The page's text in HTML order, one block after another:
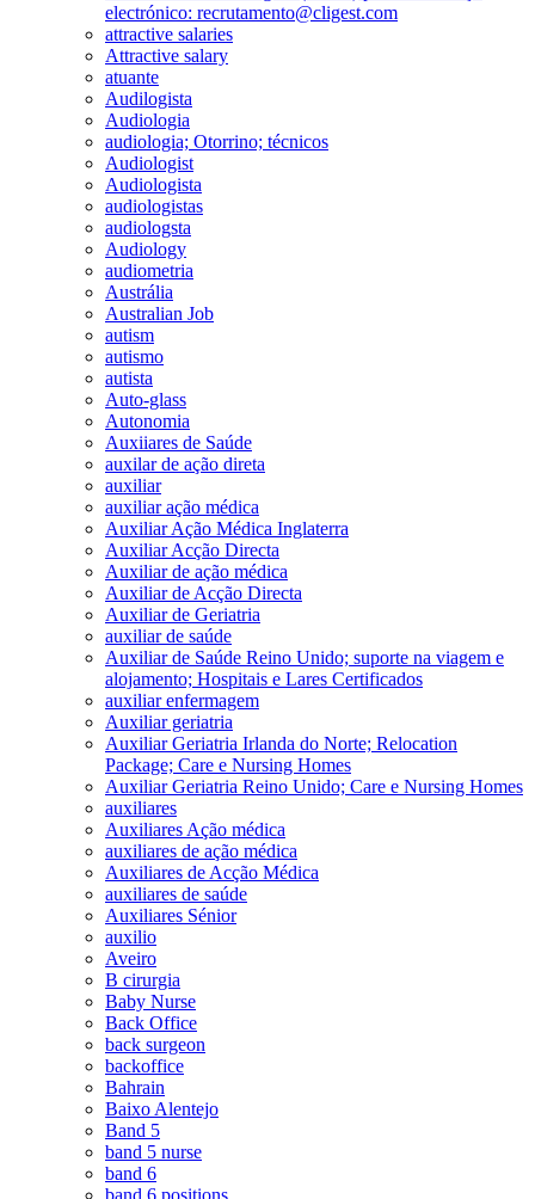
electrónico: recrutamento@cligest.com
attractive salaries
Attractive salary
atuante
Audilogista
Audiologia
audiologia; Otorrino; técnicos
Audiologist
Audiologista
audiologistas
audiologsta
Audiology
audiometria
Austrália
Australian Job
autism
autismo
autista
Auto-glass
Autonomia
Auxiiares de Saúde
auxilar de ação direta
auxiliar
auxiliar ação médica
Auxiliar Ação Médica Inglaterra
Auxiliar Acção Directa
Auxiliar de ação médica
Auxiliar de Acção Directa
Auxiliar de Geriatria
auxiliar de saúde
Auxiliar de Saúde Reino Unido; suporte na viagem e
alojamento; Hospitais e Lares Certificados
auxiliar enfermagem
Auxiliar geriatria
Auxiliar Geriatria Irlanda do Norte; Relocation
Package; Care e Nursing Homes
Auxiliar Geriatria Reino Unido; Care e Nursing Homes
auxiliares
Auxiliares Ação médica
auxiliares de ação médica
Auxiliares de Acção Médica
auxiliares de saúde
Auxiliares Sénior
auxilio
Aveiro
B cirurgia
Baby Nurse
Back Office
back surgeon
backoffice
Bahrain
Baixo Alentejo
Band 5
band 5 nurse
band 6
band 6 positions